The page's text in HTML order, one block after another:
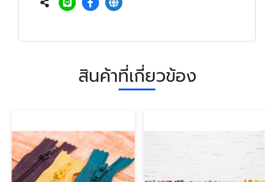
สินค้าที่เกี่ยวข้อง